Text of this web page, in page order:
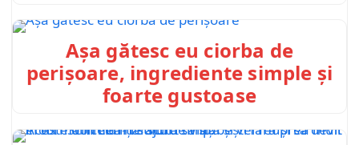
Așa gătesc eu ciorba de
perișoare, ingrediente simple și
foarte gustoase